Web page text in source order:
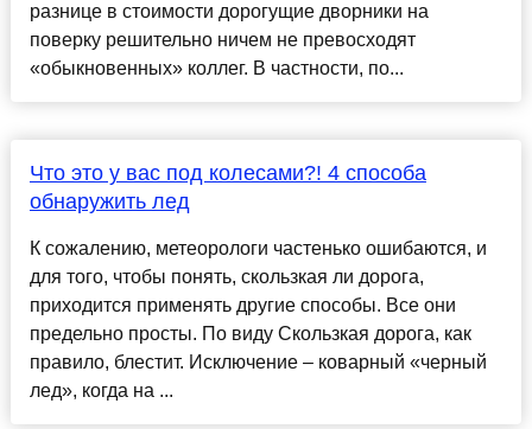
разнице в стоимости дорогущие дворники на
поверку решительно ничем не превосходят
«обыкновенных» коллег. В частности, по...
Что это у вас под колесами?! 4 способа
обнаружить лед
К сожалению, метеорологи частенько ошибаются, и
для того, чтобы понять, скользкая ли дорога,
приходится применять другие способы. Все они
предельно просты. По виду Скользкая дорога, как
правило, блестит. Исключение – коварный «черный
лед», когда на ...